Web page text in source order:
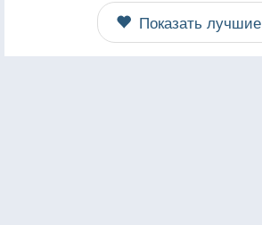
Показать лучшие